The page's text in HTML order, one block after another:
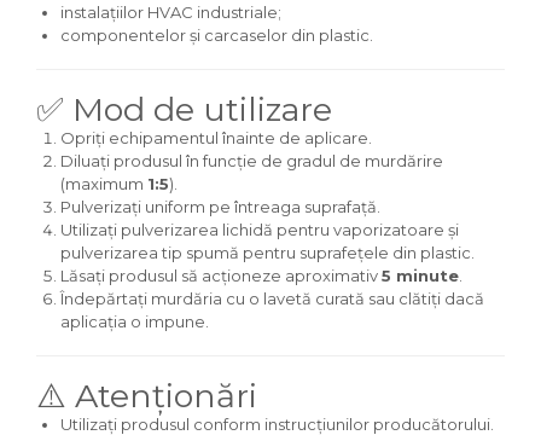
instalațiilor HVAC industriale;
componentelor și carcaselor din plastic.
✅ Mod de utilizare
Opriți echipamentul înainte de aplicare.
Diluați produsul în funcție de gradul de murdărire
(maximum 1:5).
Pulverizați uniform pe întreaga suprafață.
Utilizați pulverizarea lichidă pentru vaporizatoare și
pulverizarea tip spumă pentru suprafețele din plastic.
Lăsați produsul să acționeze aproximativ5 minute
Îndepărtați murdăria cu o lavetă curată sau clătiți dacă
aplicația o impune.
⚠️ Atenționări
Utilizați produsul conform instrucțiunilor producătorului.